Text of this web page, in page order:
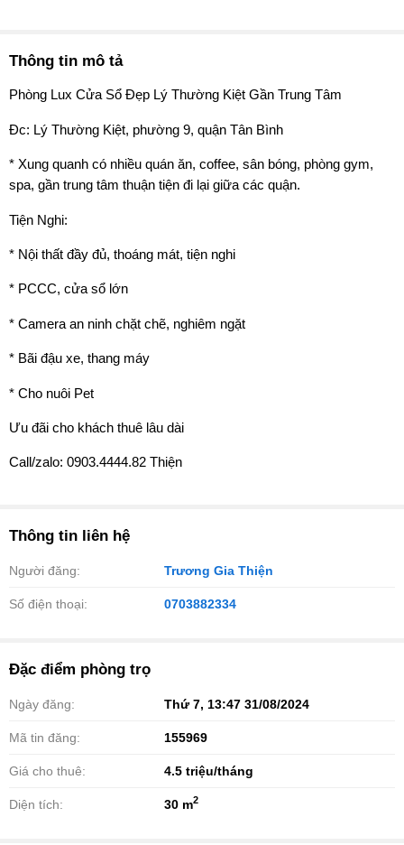
Thông tin mô tả
Phòng Lux Cửa Sổ Đẹp Lý Thường Kiệt Gần Trung Tâm
Đc: Lý Thường Kiệt, phường 9, quận Tân Bình
* Xung quanh có nhiều quán ăn, coffee, sân bóng, phòng gym,
spa, gần trung tâm thuận tiện đi lại giữa các quận.
Tiện Nghi:
* Nội thất đầy đủ, thoáng mát, tiện nghi
* PCCC, cửa sổ lớn
* Camera an ninh chặt chẽ, nghiêm ngặt
* Bãi đậu xe, thang máy
* Cho nuôi Pet
Ưu đãi cho khách thuê lâu dài
Call/zalo: 0903.4444.82 Thiện
Thông tin liên hệ
Người đăng: Trương Gia Thiện
Số điện thoại: 0703882334
Đặc điểm phòng trọ
Ngày đăng: Thứ 7, 13:47 31/08/2024
Mã tin đăng: 155969
Giá cho thuê: 4.5 triệu/tháng
Diện tích: 30 m2